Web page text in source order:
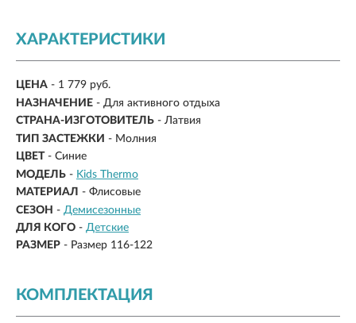
ХАРАКТЕРИСТИКИ
ЦЕНА - 1 779 руб.
НАЗНАЧЕНИЕ - Для активного отдыха
СТРАНА-ИЗГОТОВИТЕЛЬ - Латвия
ТИП ЗАСТЕЖКИ - Молния
ЦВЕТ - Синие
МОДЕЛЬ - Kids Thermo
МАТЕРИАЛ - Флисовые
СЕЗОН - Демисезонные
ДЛЯ КОГО - Детские
РАЗМЕР - Размер 116-122
КОМПЛЕКТАЦИЯ